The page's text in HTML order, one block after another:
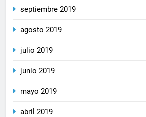
septiembre 2019
agosto 2019
julio 2019
junio 2019
mayo 2019
abril 2019